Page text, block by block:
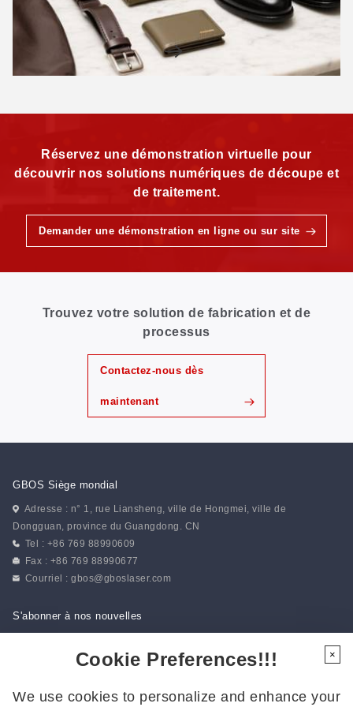
Réservez une démonstration virtuelle pour
découvrir nos solutions numériques de découpe et
de traitement.
Demander une démonstration en ligne ou sur site
Trouvez votre solution de fabrication et de
processus
Contactez-nous dès
maintenant
GBOS Siège mondial
Adresse : n° 1, rue Liansheng, ville de Hongmei, ville de
Dongguan, province du Guangdong. CN
Tel : +86 769 88990609
Fax : +86 769 88990677
Courriel :gbos@gboslaser.com
S'abonner à nos nouvelles
Suivez-nous pour rester informé des dernières actualités :
Cookie Preferences!!!
We use cookies to personalize and enhance your
×